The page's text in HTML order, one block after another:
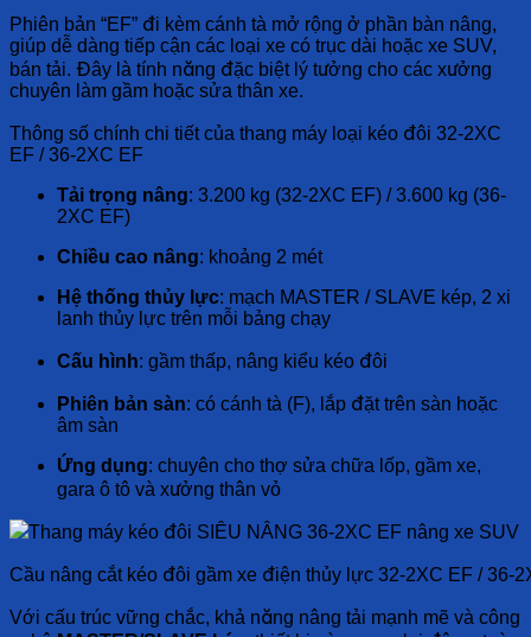
Phiên bản “EF” đi kèm cánh tà mở rộng ở phần bàn nâng,
giúp dễ dàng tiếp cận các loại xe có trục dài hoặc xe SUV,
bán tải. Đây là tính năng đặc biệt lý tưởng cho các xưởng
chuyên làm gầm hoặc sửa thân xe.
Thông số chính chi tiết của thang máy loại kéo đôi 32-2XC
EF / 36-2XC EF
Tải trọng nâng: 3.200 kg (32-2XC EF) / 3.600 kg (36-
2XC EF)
Chiều cao nâng: khoảng 2 mét
Hệ thống thủy lực: mạch MASTER / SLAVE kép, 2 xi
lanh thủy lực trên mỗi bảng chạy
Cấu hình: gầm thấp, nâng kiểu kéo đôi
Phiên bản sàn: có cánh tà (F), lắp đặt trên sàn hoặc
âm sàn
Ứng dụng: chuyên cho thợ sửa chữa lốp, gầm xe,
gara ô tô và xưởng thân vỏ
Cầu nâng cắt kéo đôi gầm xe điện thủy lực 32-2XC EF / 36-
Với cấu trúc vững chắc, khả năng nâng tải mạnh mẽ và công